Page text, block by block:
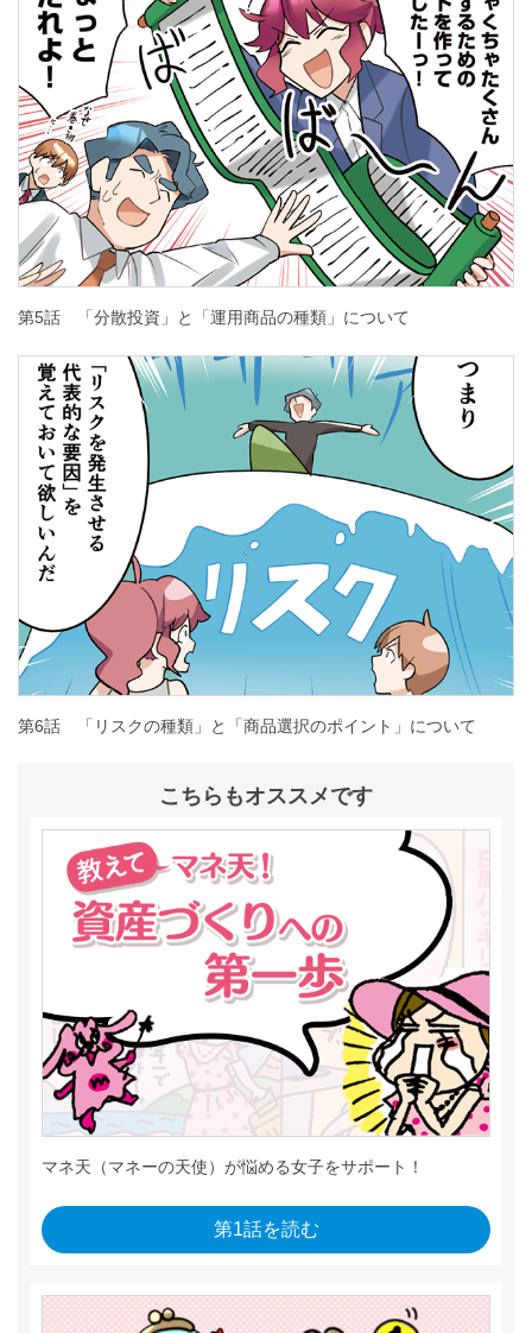
第5話 「分散投資」と「運用商品の種類」について
第6話 「リスクの種類」と「商品選択のポイント」について
こちらもオススメです
マネ天（マネーの天使）が悩める女子をサポート！
第1話を読む